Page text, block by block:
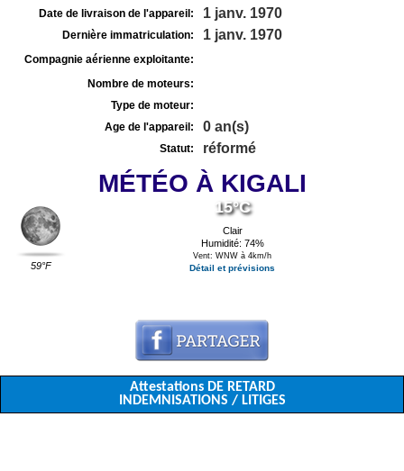
Date de livraison de l'appareil: 1 janv. 1970
Dernière immatriculation: 1 janv. 1970
Compagnie aérienne exploitante:
Nombre de moteurs:
Type de moteur:
Age de l'appareil:
0 an(s)
Statut: réformé
MÉTÉO À KIGALI
59°F
15°C
Clair
Humidité: 74%
Vent: WNW à 4km/h
Détail et prévisions
Attestations DE RETARD
INDEMNISATIONS / LITIGES